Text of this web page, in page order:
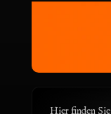
Hier finden Sie